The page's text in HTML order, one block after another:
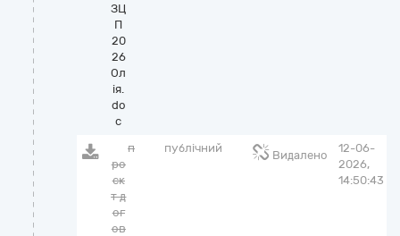
ЗЦ
П
20
26
Ол
ія.
do
c
п
ро
єк
т д
ог
ов
публічний
Видалено
12-06-
2026,
14:50:43